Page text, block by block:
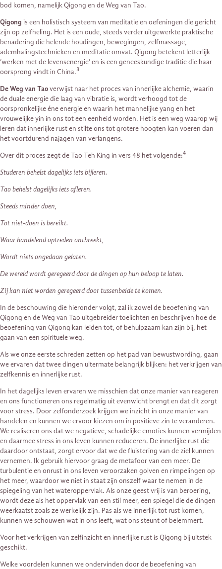
bod komen, namelijk Qigong en de Weg van Tao.
Qigong is een holistisch systeem van meditatie en oefeningen die gericht
zijn op zelfheling. Het is een oude, steeds verder uitgewerkte praktische
benadering die helende houdingen, bewegingen, zelfmassage,
ademhalingstechnieken en meditatie omvat. Qigong betekent letterlijk
‘werken met de levensenergie’ en is een geneeskundige traditie die haar
oorsprong vindt in China.3
De Weg van Taoverwijst naar het proces van innerlijke alchemie, waarin
de duale energie die laag van vibratie is, wordt verhoogd tot de
oorspronkelijke éne energie en waarin het mannelijke yang en het
vrouwelijke yin in ons tot een eenheid worden. Het is een weg waarop wij
leren dat innerlijke rust en stilte ons tot grotere hoogten kan voeren dan
het voortdurend najagen van verlangens.
Over dit proces zegt de Tao Teh King in vers 48 het volgende:4
Studeren behelst dagelijks iets bijleren.
Tao behelst dagelijks iets afleren.
Steeds minder doen,
Tot niet-doen is bereikt.
Waar handelend optreden ontbreekt,
Wordt niets ongedaan gelaten.
De wereld wordt geregeerd door de dingen op hun beloop te laten.
Zij kan niet worden geregeerd door tussenbeide te komen.
In de beschouwing die hieronder volgt, zal ik zowel de beoefening van
Qigong en de Weg van Tao uitgebreider toelichten en beschrijven hoe de
beoefening van Qigong kan leiden tot, of behulpzaam kan zijn bij, het
gaan van een spirituele weg.
Als we onze eerste schreden zetten op het pad van bewustwording, gaan
we ervaren dat twee dingen uitermate belangrijk blijken: het verkrijgen van
zelfkennis en innerlijke rust.
In het dagelijks leven ervaren we misschien dat onze manier van reageren
en ons functioneren ons regelmatig uit evenwicht brengt en dat dit zorgt
voor stress. Door zelfonderzoek krijgen we inzicht in onze manier van
handelen en kunnen we ervoor kiezen om in positieve zin te veranderen.
We realiseren ons dat we negatieve, schadelijke emoties kunnen vermijden
en daarmee stress in ons leven kunnen reduceren. De innerlijke rust die
daardoor ontstaat, zorgt ervoor dat we de fluistering van de ziel kunnen
vernemen. Ik gebruik hiervoor graag de metafoor van een meer. De
turbulentie en onrust in ons leven veroorzaken golven en rimpelingen op
het meer, waardoor we niet in staat zijn onszelf waar te nemen in de
spiegeling van het wateroppervlak. Als onze geest vrij is van beroering,
wordt deze als het oppervlak van een stil meer, een spiegel die de dingen
weerkaatst zoals ze werkelijk zijn. Pas als we innerlijk tot rust komen,
kunnen we schouwen wat in ons leeft, wat ons steunt of belemmert.
Voor het verkrijgen van zelfinzicht en innerlijke rust is Qigong bij uitstek
geschikt.
Welke voordelen kunnen we ondervinden door de beoefening van